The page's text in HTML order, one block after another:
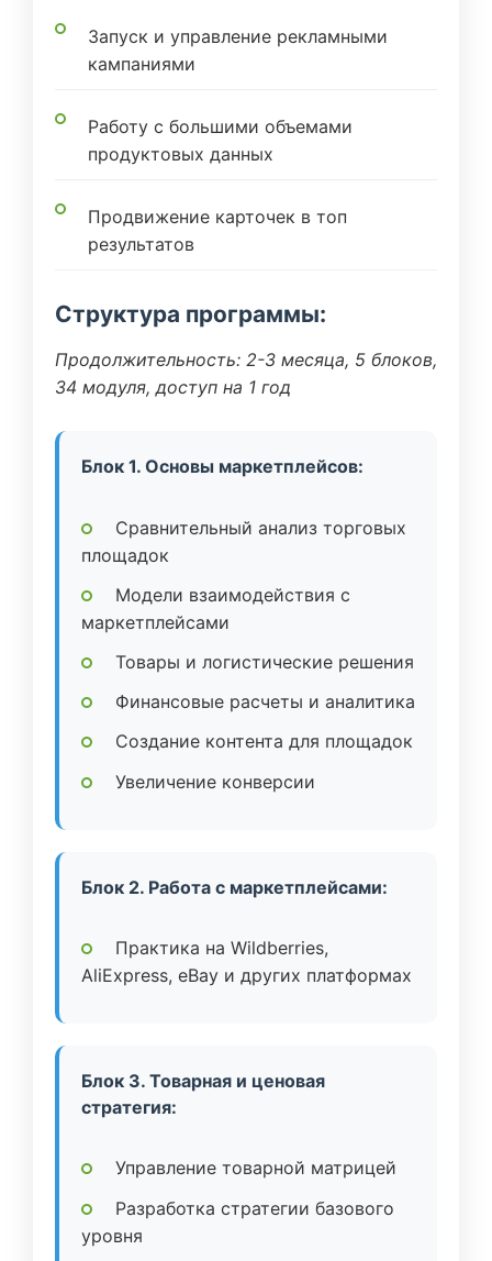
Запуск и управление рекламными
кампаниями
Работу с большими объемами
продуктовых данных
Продвижение карточек в топ
результатов
Структура программы:
Продолжительность: 2-3 месяца, 5 блоков,
34 модуля, доступ на 1 год
Блок 1. Основы маркетплейсов:
Сравнительный анализ торговых
площадок
Модели взаимодействия с
маркетплейсами
Товары и логистические решения
Финансовые расчеты и аналитика
Создание контента для площадок
Увеличение конверсии
Блок 2. Работа с маркетплейсами:
Практика на Wildberries,
AliExpress, eBay и других платформах
Блок 3. Товарная и ценовая
стратегия:
Управление товарной матрицей
Разработка стратегии базового
уровня